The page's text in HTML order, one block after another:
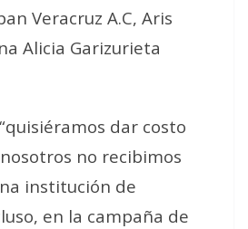
Veracruz A.C, Aris
Alicia Garizurieta
dar costo
no recibimos
institución de
en la campaña de